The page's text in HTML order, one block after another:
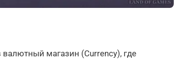
магазин (Currency), где